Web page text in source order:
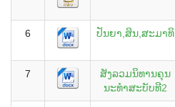
6 ປັນຍາ,ສິນ,ສະມາທິ
7
ສັງລວມນິທານຄຸນ
ນະທຳສະບັບທີ2